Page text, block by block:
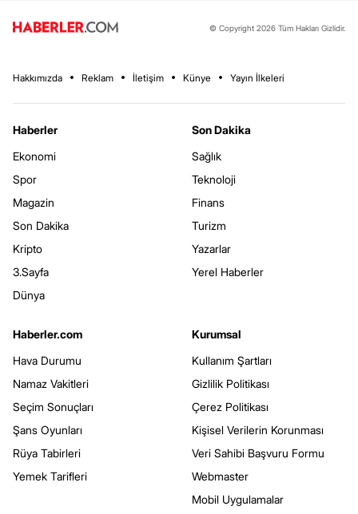
© Copyright 2026 Tüm Hakları Gizlidir.
Hakkımızda Reklam İletişim Künye Yayın İlkeleri
Haberler
Ekonomi
Spor
Magazin
Son Dakika
Kripto
3.Sayfa
Dünya
Son Dakika
Sağlık
Teknoloji
Finans
Turizm
Yazarlar
Yerel Haberler
Haberler.com
Hava Durumu
Namaz Vakitleri
Seçim Sonuçları
Şans Oyunları
Rüya Tabirleri
Yemek Tarifleri
Kurumsal
Kullanım Şartları
Gizlilik Politikası
Çerez Politikası
Kişisel Verilerin Korunması
Veri Sahibi Başvuru Formu
Webmaster
Mobil Uygulamalar